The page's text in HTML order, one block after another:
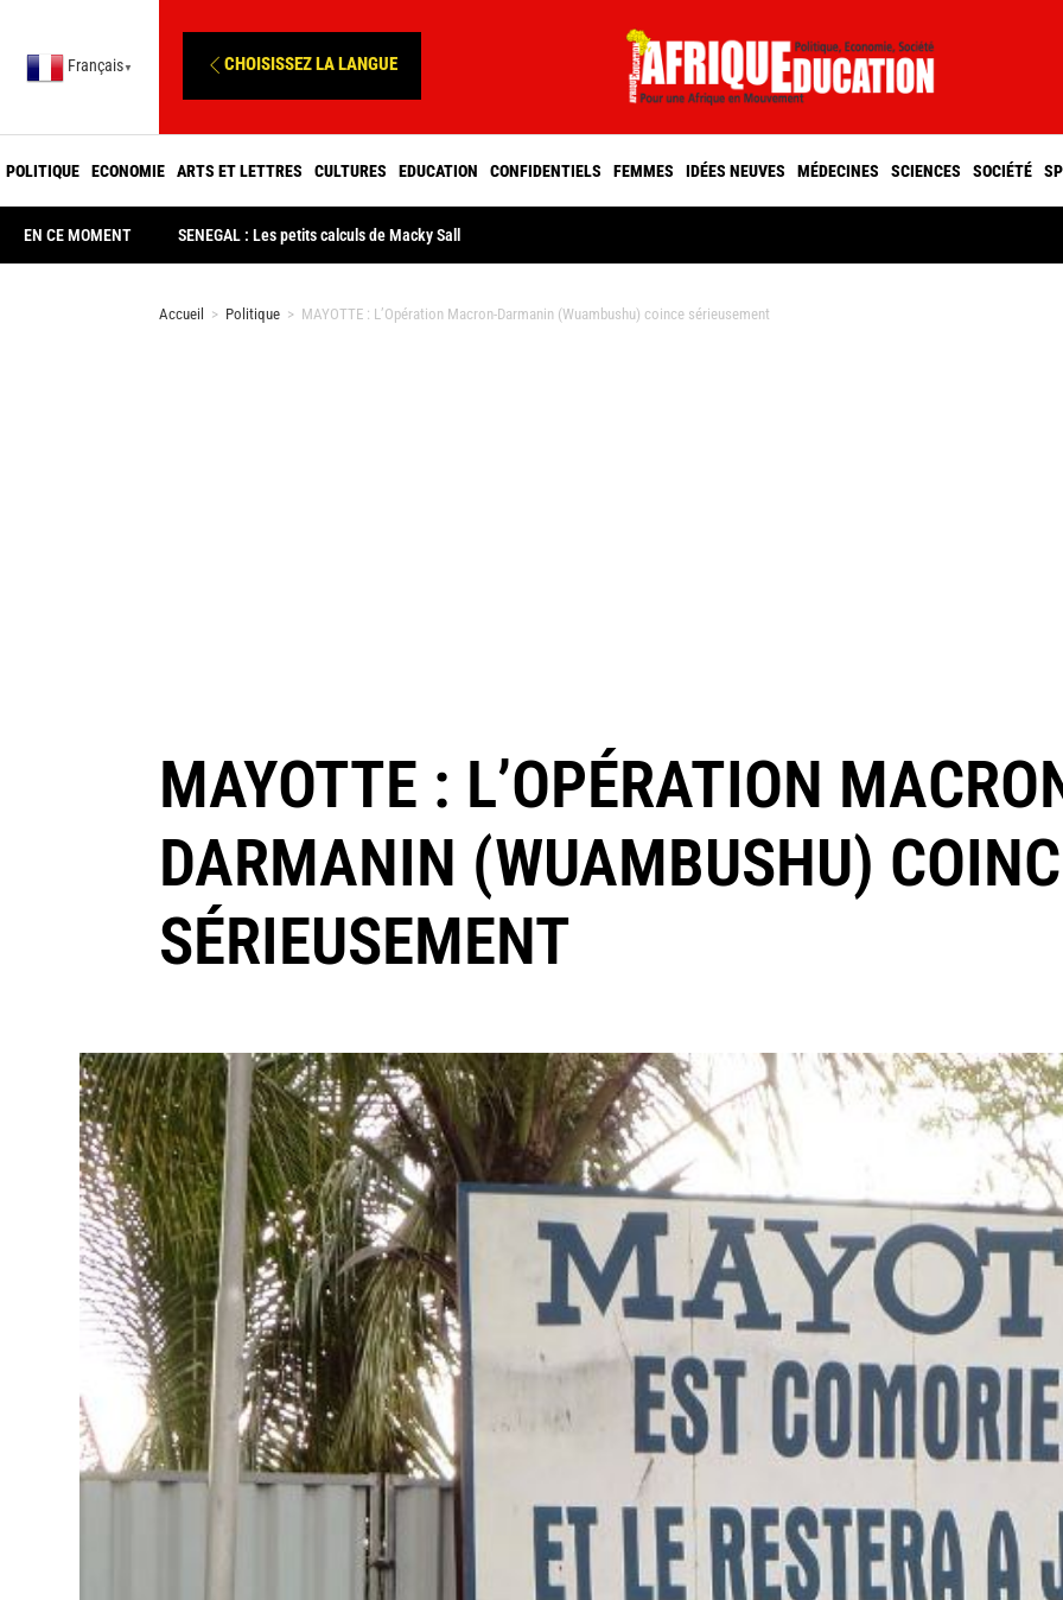
Français ▼ CHOISISSEZ LA LANGUE
POLITIQUE ECONOMIE ARTS ET LETTRES CULTURES EDUCATION CONFIDENTIELS FEMMES IDÉES NEUVES MÉDECINES SCIENCES SOCIÉTÉ
EN CE MOMENT SENEGAL : Les petits calculs de Macky Sall
Accueil > Politique > MAYOTTE : L’Opération Macron-Darmanin (Wuambushu) coince sérieusement
MAYOTTE : L’OPÉRATION
DARMANIN (WUAMBUSHU)
SÉRIEUSEMENT